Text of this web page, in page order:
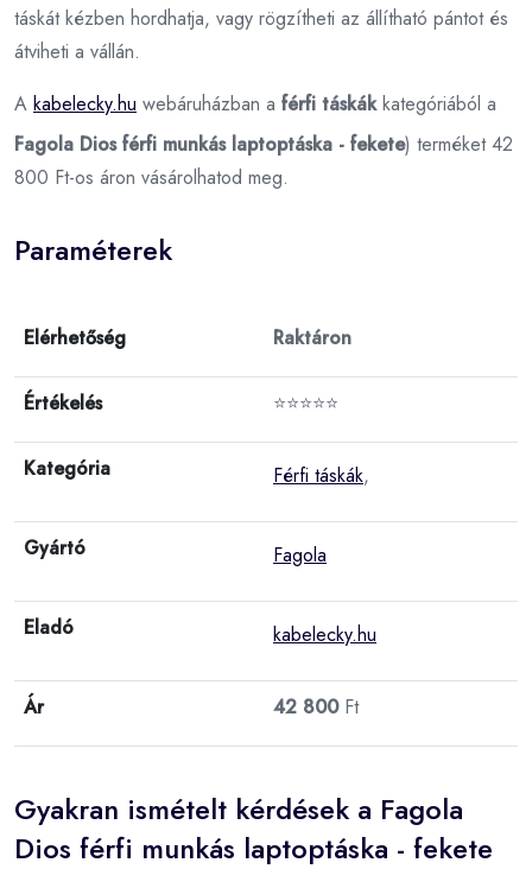
táskát kézben hordhatja, vagy rögzítheti az állítható pántot és
átviheti a vállán.
A kabelecky.hu webáruházban a férfi táskákkategóriából a
Fagola Dios férfi munkás laptoptáska - fekete) terméket 42
800 Ft-os áron vásárolhatod meg.
Paraméterek
Elérhetőség Raktáron
Értékelés ⭐⭐⭐⭐⭐
Kategória Férfi táskák,
Gyártó Fagola
Eladó kabelecky.hu
Ár 42 800Ft
Gyakran ismételt kérdések a Fagola
Dios férfi munkás laptoptáska - fekete